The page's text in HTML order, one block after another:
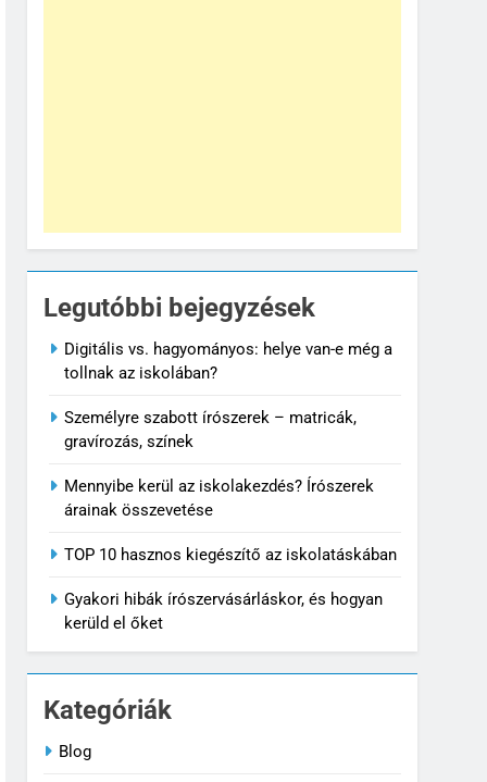
Legutóbbi bejegyzések
Digitális vs. hagyományos: helye van-e még a
tollnak az iskolában?
Személyre szabott írószerek – matricák,
gravírozás, színek
Mennyibe kerül az iskolakezdés? Írószerek
árainak összevetése
TOP 10 hasznos kiegészítő az iskolatáskában
Gyakori hibák írószervásárláskor, és hogyan
kerüld el őket
Kategóriák
Blog